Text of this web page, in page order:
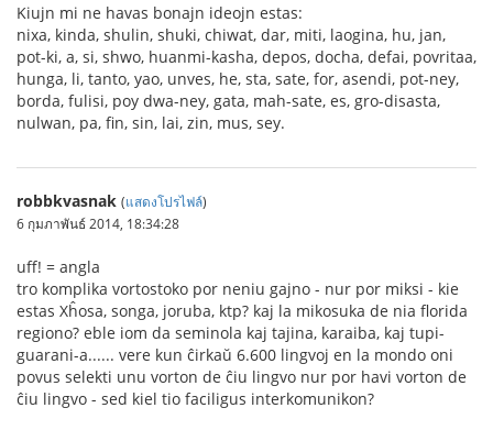
Kiujn mi ne havas bonajn ideojn estas:
nixa, kinda, shulin, shuki, chiwat, dar, miti, laogina, hu, jan,
pot-ki, a, si, shwo, huanmi-kasha, depos, docha, defai, povritaa,
hunga, li, tanto, yao, unves, he, sta, sate, for, asendi, pot-ney,
borda, fulisi, poy dwa-ney, gata, mah-sate, es, gro-disasta,
nulwan, pa, fin, sin, lai, zin, mus, sey.
robbkvasnak (แสดงโปรไฟล์)
6 กุมภาพันธ์ 2014, 18:34:28
uff! = angla
tro komplika vortostoko por neniu gajno - nur por miksi - kie
estas Xĥosa, songa, joruba, ktp? kaj la mikosuka de nia florida
regiono? eble iom da seminola kaj tajina, karaiba, kaj tupi-
guarani-a...... vere kun ĉirkaŭ 6.600 lingvoj en la mondo oni
povus selekti unu vorton de ĉiu lingvo nur por havi vorton de
ĉiu lingvo - sed kiel tio faciligus interkomunikon?